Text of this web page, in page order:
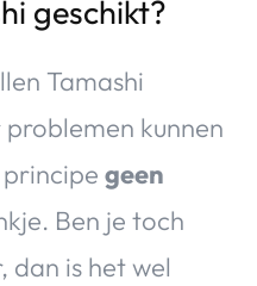
geschikt?
Tamashi
kunnen
geen
Ben je toch
dan is het wel